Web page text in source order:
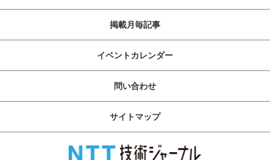
掲載月毎記事
イベントカレンダー
問い合わせ
サイトマップ